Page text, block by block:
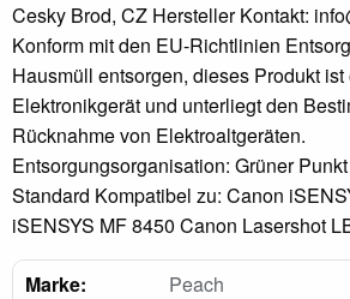
Cesky Brod, CZ Hersteller Kontakt:
Konform mit den EU-Richtlinien
Hausmüll entsorgen, dieses Produkt
Elektronikgerät und unterliegt den
Rücknahme von Elektroaltgeräten.
Entsorgungsorganisation: Grüner
Standard Kompatibel zu: Canon
iSENSYS MF 8450 Canon Lasershot
Marke:
Peach